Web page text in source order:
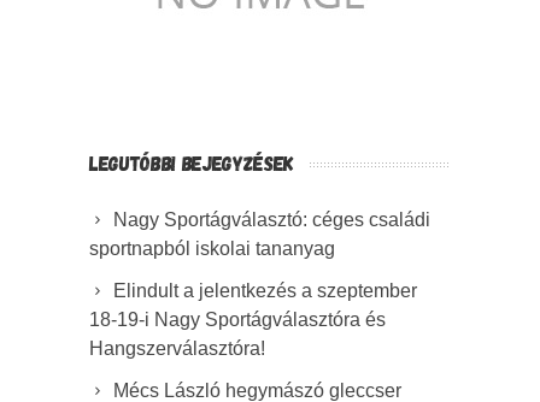
LEGUTÓBBI BEJEGYZÉSEK
Nagy Sportágválasztó: céges családi
sportnapból iskolai tananyag
Elindult a jelentkezés a szeptember
18-19-i Nagy Sportágválasztóra és
Hangszerválasztóra!
Mécs László hegymászó gleccser